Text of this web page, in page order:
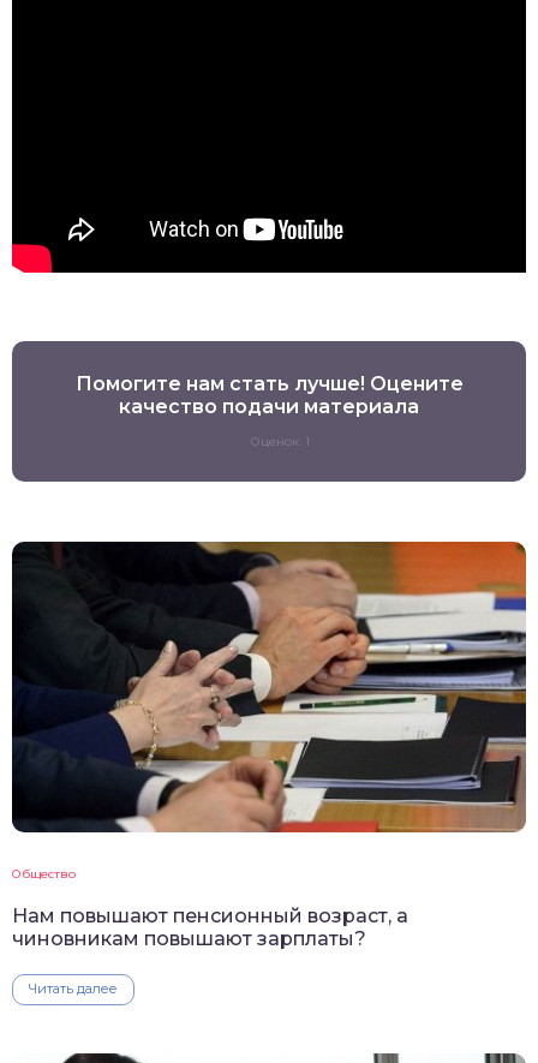
Помогите нам стать лучше! Оцените
качество подачи материала
Оценок: 1
Общество
Нам повышают пенсионный возраст, а
чиновникам повышают зарплаты?
Читать далее